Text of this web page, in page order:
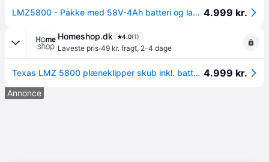
LMZ5800 - Pakke med 58V-4Ah batteri og lader 4.999 kr.
Homeshop.dk 4.0(1)
Laveste pris·49 kr. fragt, 2-4 dage
Texas LMZ 5800 plæneklipper skub inkl. batteri og lader 4.999 kr.
Annonce